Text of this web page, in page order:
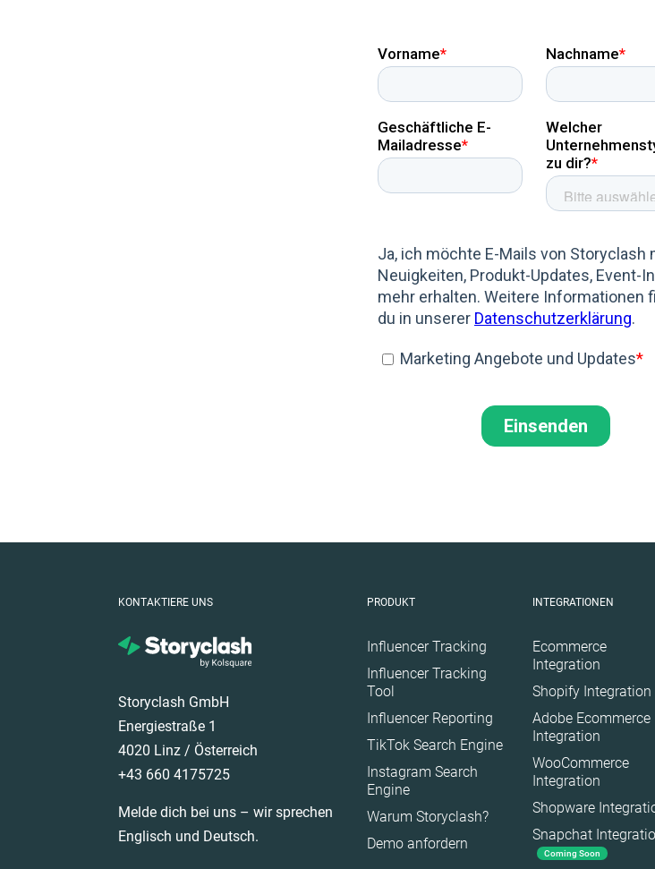
KONTAKTIERE UNS
Storyclash GmbH
Energiestraße 1
4020 Linz / Österreich
+43 660 4175725
Melde dich bei uns – wir sprechen
Englisch und Deutsch.
PRODUKT
Influencer Tracking
Influencer Tracking
Tool
Influencer Reporting
TikTok Search Engine
Instagram Search
Engine
Warum Storyclash?
Demo anfordern
INTEGRATIONEN
Ecommerce
Integration
Shopify Integration
Adobe Ecommerce
Integration
WooCommerce
Integration
Shopware
Snapchat
Coming Soon